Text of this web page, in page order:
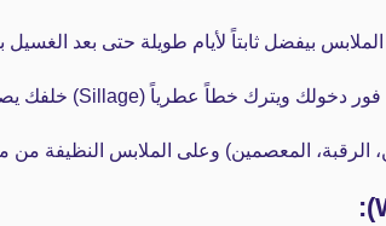
وعلى الملابس النظيفة من مسافة 15 سم لضمان انتشار متناسق للنوتات